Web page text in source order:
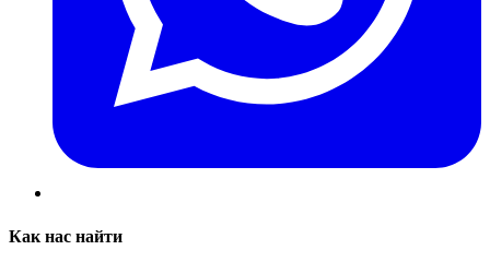
Как нас найти